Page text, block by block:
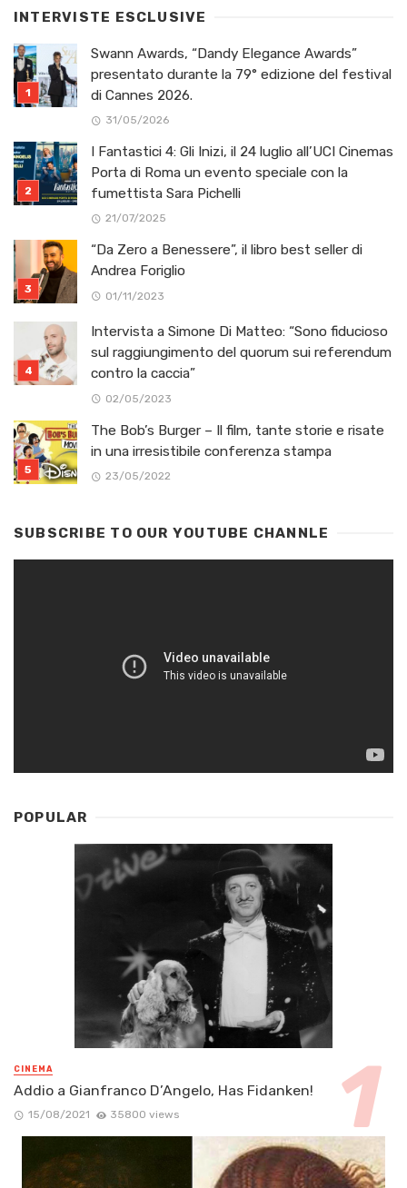
INTERVISTE ESCLUSIVE
Swann Awards, “Dandy Elegance Awards”
presentato durante la 79° edizione del festival
di Cannes 2026.
31/05/2026
I Fantastici 4: Gli Inizi, il 24 luglio all’UCI Cinemas
Porta di Roma un evento speciale con la
fumettista Sara Pichelli
21/07/2025
“Da Zero a Benessere”, il libro best seller di
Andrea Foriglio
01/11/2023
Intervista a Simone Di Matteo: “Sono fiducioso
sul raggiungimento del quorum sui referendum
contro la caccia”
02/05/2023
The Bob’s Burger – Il film, tante storie e risate
in una irresistibile conferenza stampa
23/05/2022
SUBSCRIBE TO OUR YOUTUBE CHANNLE
POPULAR
CINEMA
Addio a Gianfranco D’Angelo, Has Fidanken!
15/08/2021 35800 views